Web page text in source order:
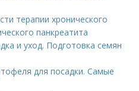
терапии хронического
панкреатита
и уход. Подготовка семян
для посадки. Самые